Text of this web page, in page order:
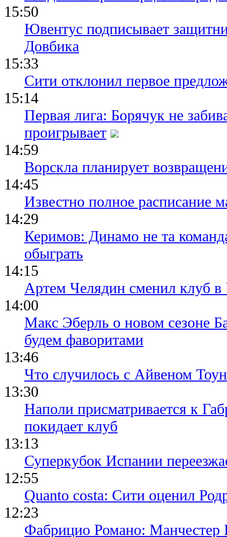
15:50
Ювентус подписывает
Довбика
15:33
Сити отклонил первое
15:14
Первая лига: Борячук не
проигрывает
14:59
Ворскла планирует
14:45
Известно полное расписание
14:29
Керимов: Динамо не та
обыграть
14:15
Артем Челядин сменил клуб
14:00
Макс Эберль о новом сезоне
будем фаворитами
13:46
Что случилось с Айвеном
13:30
Наполи присматривается к
покидает клуб
13:13
Суперкубок Испании
12:55
Quanto costa: Сити оценил
12:23
Фабрицио Романо: Манчестер